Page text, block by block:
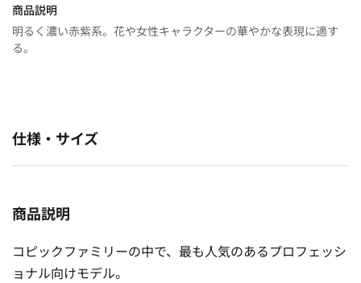
商品説明
明るく濃い赤紫系。花や女性キャラクターの華やかな表現に適す
る。
仕様・サイズ
商品説明
コピックファミリーの中で、最も人気のあるプロフェッシ
ョナル向けモデル。